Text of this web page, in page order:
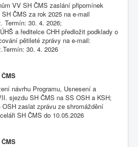
VV SH ČMS zaslání připomínek
ČMS za rok 2025 na e-mail
. Termín: 30. 4. 2026;
a ředitelce CHH předložit podklady o
pětileté zprávy na e-mail:
.Termín: 30. 4. 2026
návrhu Programu, Usnesení a
sjezdu SH ČMS na SS OSH a KSH;
zaslat zprávu ze shromáždění
SH ČMS do 10.05.2026